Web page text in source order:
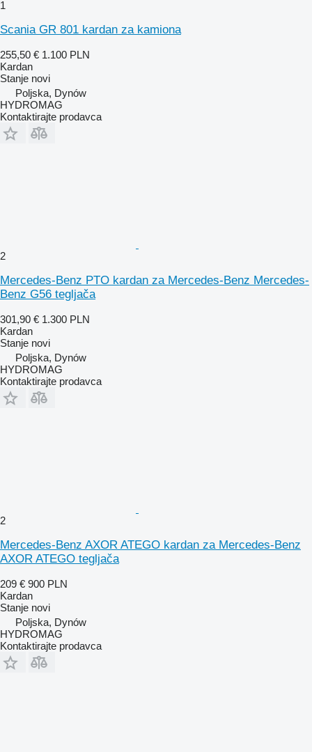
1
Scania GR 801 kardan za kamiona
255,50 € 1.100 PLN
Kardan
Stanje novi
Poljska, Dynów
HYDROMAG
Kontaktirajte prodavca
2
Mercedes-Benz PTO kardan za Mercedes-Benz Mercedes-
Benz G56 tegljača
301,90 € 1.300 PLN
Kardan
Stanje novi
Poljska, Dynów
HYDROMAG
Kontaktirajte prodavca
2
Mercedes-Benz AXOR ATEGO kardan za Mercedes-Benz
AXOR ATEGO tegljača
209 € 900 PLN
Kardan
Stanje novi
Poljska, Dynów
HYDROMAG
Kontaktirajte prodavca